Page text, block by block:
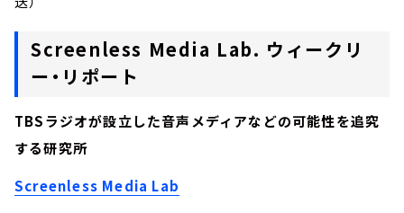
Screenless Media Lab. ウィークリ
ー・リポート
TBSラジオが設立した音声メディアなどの可能性を追究
する研究所
Screenless Media Lab